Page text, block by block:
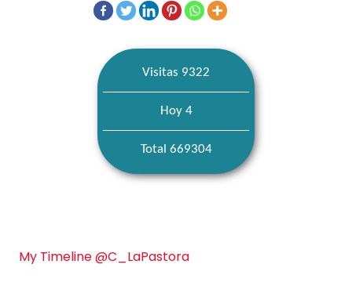
Visitas 9322
Hoy 4
Total 669304
My Timeline @C_LaPastora